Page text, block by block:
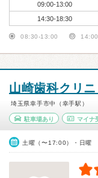
09:00-13:00
14:30-18:30
08:30-13:00
山崎歯科クリニ
埼玉県幸手市中（幸手駅）
駐車場あり マイナ
土曜（〜17:00）・日曜